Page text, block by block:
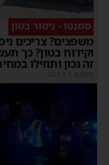
סמנטו - ניסור בטון
משפצים? צריכים
וקידוח בטון? כך
זה נכון ותוזילו
מקודם